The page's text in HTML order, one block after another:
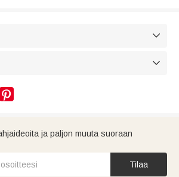



ja paljon muuta suoraan
Tilaa